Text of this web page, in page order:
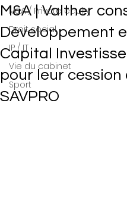
M&A / Private equity
Droit social
IP / IT
Vie du cabinet
Sport
M&A | Valther
Développement
Capital
pour leur cession
SAVPRO